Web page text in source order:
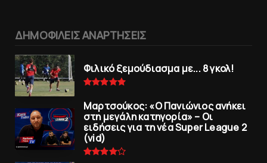
ΔΗΜΟΦΙΛΕΙΣ ΑΝΑΡΤΗΣΕΙΣ
Φιλικό ξεμούδιασμα με... 8 γκολ!
Μαρτσούκος: «Ο Πανιώνιος ανήκει
στη μεγάλη κατηγορία» – Οι
ειδήσεις για τη νέα Super League 2
(vid)